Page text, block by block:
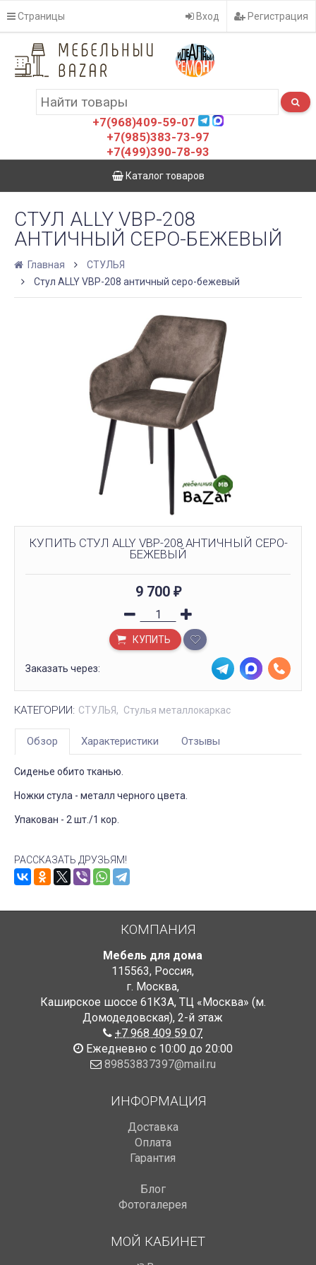
Страницы Вход Регистрация
+7(968)409-59-07
+7(985)383-73-97
+7(499)390-78-93
Каталог товаров
СТУЛ ALLY VBP-208
АНТИЧНЫЙ СЕРО-БЕЖЕВЫЙ
Главная
СТУЛЬЯ
Стул ALLY VBP-208 античный серо-бежевый
КУПИТЬ СТУЛ ALLY VBP-208 АНТИЧНЫЙ СЕРО-
БЕЖЕВЫЙ
9 700 ₽
КУПИТЬ
Заказать через:
КАТЕГОРИИ: СТУЛЬЯ Стулья металлокаркас
Обзор Характеристики Отзывы
Сиденье обито тканью.
Ножки стула - металл черного цвета.
Упакован - 2 шт./1 кор.
РАССКАЗАТЬ ДРУЗЬЯМ!
КОМПАНИЯ
Мебель для дома
115563, Россия,
г. Москва,
Каширское шоссе 61К3А, ТЦ «Москва» (м.
Домодедовская), 2-й этаж
+7 968 409 59 07
Ежедневно с 10:00 до 20:00
89853837397@mail.ru
ИНФОРМАЦИЯ
Доставка
Оплата
Гарантия
Блог
Фотогалерея
МОЙ КАБИНЕТ